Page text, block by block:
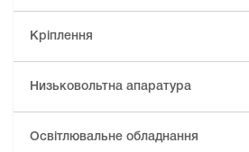
Кріплення
Низьковольтна апаратура
Освітлювальне обладнання